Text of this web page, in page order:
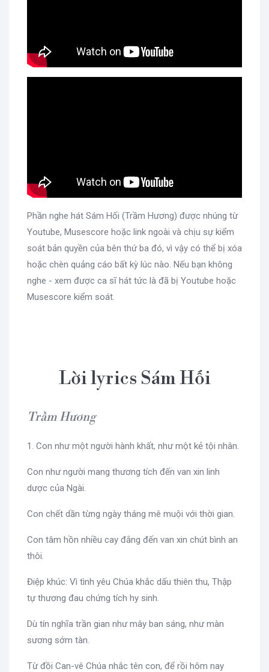
Phần nghe hát Sám Hối (Trầm Hương) được nhúng từ
Youtube, Musescore hoặc link ngoài và chịu sự kiểm
soát bản quyền của bên thứ ba đó, vì vậy có thể bị xóa
hoặc chèn quảng cáo bất kỳ lúc nào. Nếu bạn không
nghe - xem được ca sĩ hát tức là đã bị Youtube hoặc
Musescore kiểm soát.
Lời lyrics Sám Hối
Trầm Hương
1. Con như một người hành khất, như một kẻ tội nhân.
Con như người mang thương tích đến van xin linh
dược của Ngài.
Con chết dần từng ngày tháng mê muội với thời gian.
Con tâm hồn nhiều cay đắng đến van xin chút bình an
thôi.
Điệp khúc: Vì tình yêu Chúa khắc dấu thiên thu, Thập
tự thương đau chứng tích hy sinh.
Dù tín nghĩa trần gian như mây ban sáng, như màn
sương sớm tàn.
Từ đồi Can-vê Chúa nhắc tên con, để rồi hôm nay